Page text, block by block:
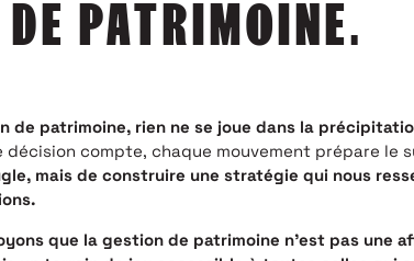
PATRIMOINE.
de patrimoine, rien ne se joue dans la
décision compte, chaque mouvement prépare le
mais de construire une stratégie qui nous
que la gestion de patrimoine n’est pas une